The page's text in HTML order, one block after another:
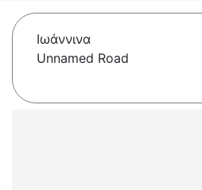
Ιωάννινα
Unnamed Road